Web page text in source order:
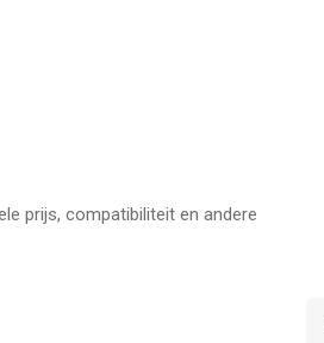
prijs, compatibiliteit en andere